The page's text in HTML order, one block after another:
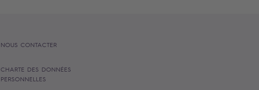
NOUS CONTACTER
CHARTE DES DONNÉES
PERSONNELLES